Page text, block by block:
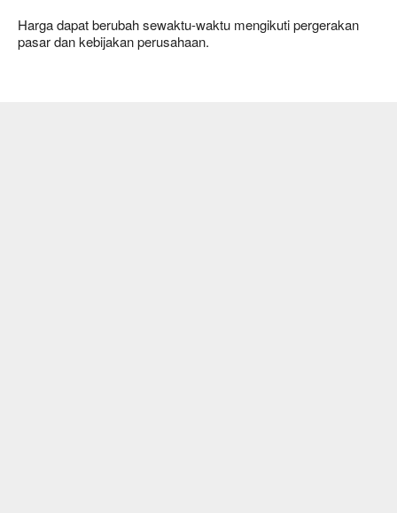
Harga dapat berubah sewaktu-waktu mengikuti pergerakan
pasar dan kebijakan perusahaan.